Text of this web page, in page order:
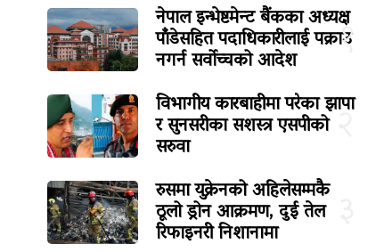
१
नेपाल इन्भेष्टमेन्ट बैंकका अध्यक्ष
पाँडेसहित पदाधिकारीलाई पक्राउ
नगर्न सर्वोच्चको आदेश
२
विभागीय कारबाहीमा परेका झापा
र सुनसरीका सशस्त्र एसपीको
सरुवा
रुसमा युक्रेनको अहिलेसम्मकै
ठूलो ड्रोन आक्रमण, दुई तेल
रिफाइनरी निशानामा